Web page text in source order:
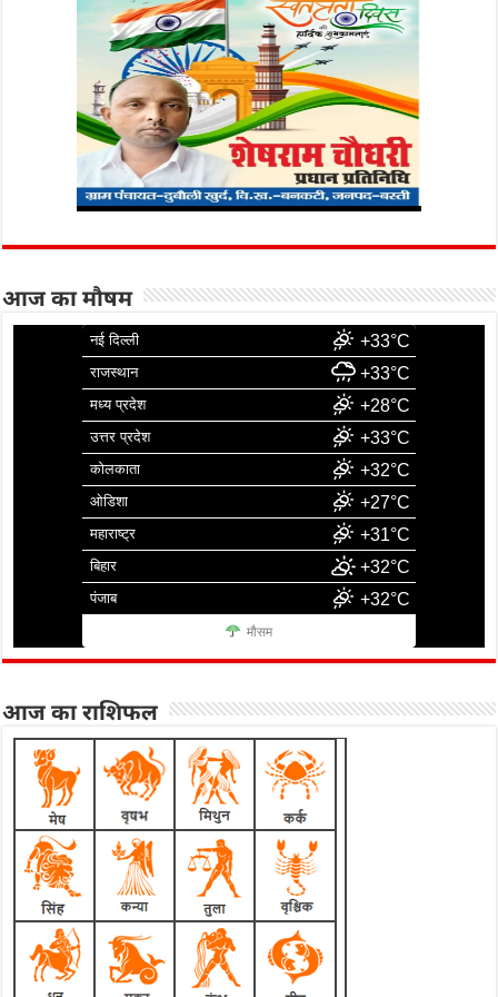
आज का मौषम
नई दिल्ली +33°C
राजस्थान +33°C
मध्य प्रदेश +28°C
उत्तर प्रदेश +33°C
कोलकाता +32°C
ओडिशा +27°C
महाराष्ट्र +31°C
बिहार +32°C
पंजाब +32°C
मौसम
आज का राशिफल